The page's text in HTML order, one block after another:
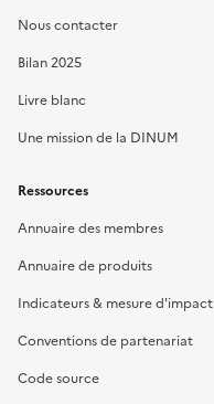
Nous contacter
Bilan 2025
Livre blanc
Une mission de la DINUM
Ressources
Annuaire des membres
Annuaire de produits
Indicateurs & mesure d'impact
Conventions de partenariat
Code source